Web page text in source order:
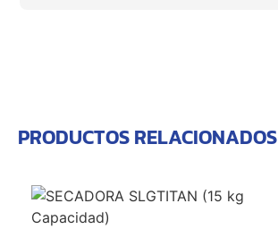
PRODUCTOS RELACIONADOS